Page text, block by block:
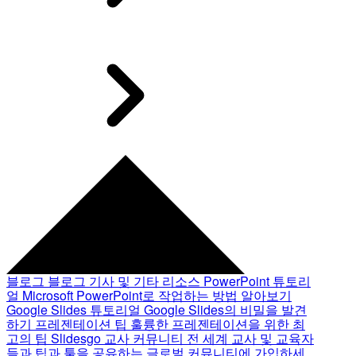
블로그 블로그 기사 및 기타 리소스 PowerPoint 튜토리
얼 Microsoft PowerPoint로 작업하는 방법 알아보기
Google Slides 튜토리얼 Google Slides의 비밀을 발견
하기 프레젠테이션 팁 훌륭한 프레젠테이션을 위한 최
고의 팁 Slidesgo 교사 커뮤니티 전 세계 교사 및 교육자